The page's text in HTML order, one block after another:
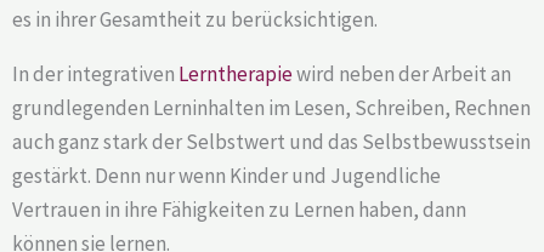
es in ihrer Gesamtheit zu berücksichtigen.
In der integrativen Lerntherapiewird neben der Arbeit an
grundlegenden Lerninhalten im Lesen, Schreiben, Rechnen
auch ganz stark der Selbstwert und das Selbstbewusstsein
gestärkt. Denn nur wenn Kinder und Jugendliche
Vertrauen in ihre Fähigkeiten zu Lernen haben, dann
können sie lernen.